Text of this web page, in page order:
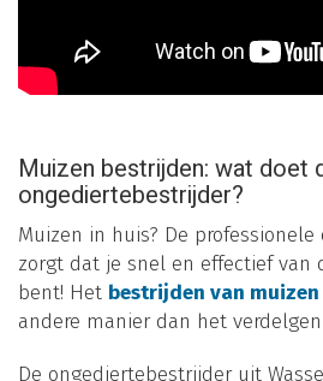
Muizen bestrijden: wat doet
ongediertebestrijder?
Muizen in huis? De
zorgt dat je snel en effectief van
bent! Het bestrijden van muizen
andere manier dan het
De ongediertebestrijder uit